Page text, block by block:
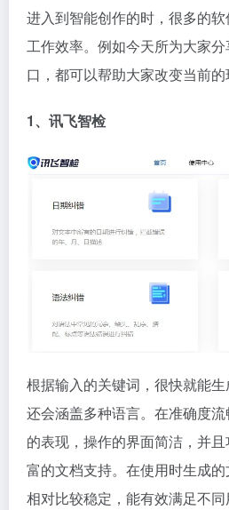
进入到智能创作的时，很多的
工作效率。例如今天所为大家分
口，都可以帮助大家改变当前的
1、讯飞智检
根据输入的关键词，很快就能
还会涵盖多种语言。在准确度
的表现，操作的界面简洁，并
富的文档支持。在使用时生成
相对比较稳定，能有效满足不